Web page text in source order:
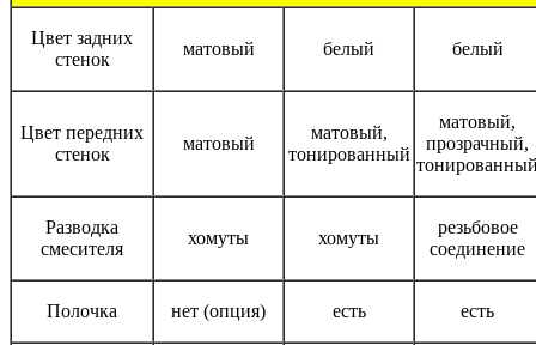
Цвет задних
стенок
матовый белый белый
Цвет передних
стенок
матовый
матовый,
тонированный
матовый,
прозрачный,
Разводка
смесителя
хомуты хомуты
резьбовое
соединение
Полочка нет (опция) есть есть